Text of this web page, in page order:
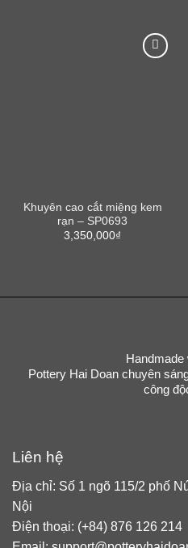
Khuyên cao cắt miệng kem
rạn – SP0693
3,350,000₫
Handmade
Pottery Hai Doan chuyên
công
Liên hệ
Địa chỉ: Số 1 ngõ 115/2 phố
Nội
Điện thoại: (+84) 876 126 214